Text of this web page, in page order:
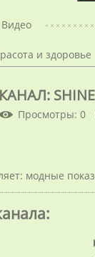
и здоровье
КАНАЛ:
Просмотры: 0
модные
: